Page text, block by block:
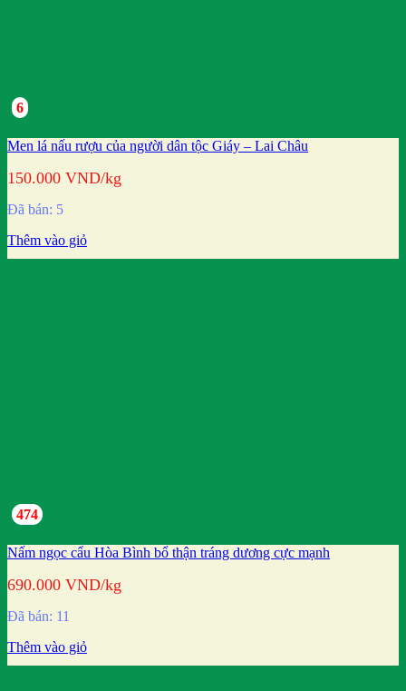
6
Men lá nấu rượu của người dân tộc Giáy – Lai Châu
150.000 VND/kg
Đã bán: 5
Thêm vào giỏ
474
Nấm ngọc cẩu Hòa Bình bổ thận tráng dương cực mạnh
690.000 VND/kg
Đã bán: 11
Thêm vào giỏ